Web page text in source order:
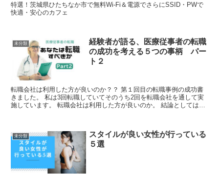
特選！茨城県ひたちなか市で無料Wi-Fi＆電源でさらにSSID・PWで
快適・安心のカフェ
未分類
経験者が語る、医療従事者の転職
の成功を考える５つの事柄 パー
ト２
転職会社は利用した方が良いのか？？ 第１回目の転職事例の成功書
きました。 私は3回転職していてそのうち2回を転職会社を通して実
施しています。 転職会社は利用した方が良いのか。 結論としては利
未分類
スタイルが良い女性が行っている
５選